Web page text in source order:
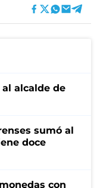
alcalde de
sumó al
doce
con